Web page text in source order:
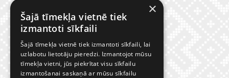
×
Šajā tīmekļa vietnē tiek
izmantoti sīkfaili
Šajā tīmekļa vietnē tiek izmantoti sīkfaili, lai
uzlabotu lietotāju pieredzi. Izmantojot mūsu
tīmekļa vietni, jūs piekrītat visu sīkfailu
izmantošanai saskaņā ar mūsu sīkfailu